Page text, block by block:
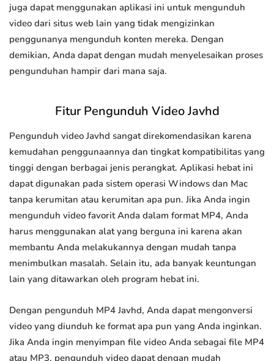
juga dapat menggunakan aplikasi ini untuk mengunduh
video dari situs web lain yang tidak mengizinkan
penggunanya mengunduh konten mereka. Dengan
demikian, Anda dapat dengan mudah menyelesaikan proses
pengunduhan hampir dari mana saja.
Fitur Pengunduh Video Javhd
Pengunduh video Javhd sangat direkomendasikan karena
kemudahan penggunaannya dan tingkat kompatibilitas yang
tinggi dengan berbagai jenis perangkat. Aplikasi hebat ini
dapat digunakan pada sistem operasi Windows dan Mac
tanpa kerumitan atau kerumitan apa pun. Jika Anda ingin
mengunduh video favorit Anda dalam format MP4, Anda
harus menggunakan alat yang berguna ini karena akan
membantu Anda melakukannya dengan mudah tanpa
menimbulkan masalah. Selain itu, ada banyak keuntungan
lain yang ditawarkan oleh program hebat ini.
Dengan pengunduh MP4 Javhd, Anda dapat mengonversi
video yang diunduh ke format apa pun yang Anda inginkan.
Jika Anda ingin menyimpan file video Anda sebagai file MP4
atau MP3, pengunduh video dapat dengan mudah